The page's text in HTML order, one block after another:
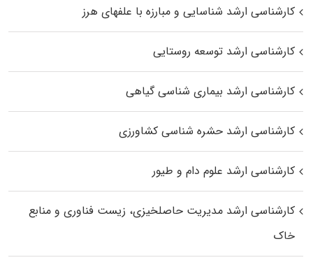
کارشناسی ارشد شناسایی و مبارزه با علفهای هرز
کارشناسی ارشد توسعه روستایی
کارشناسی ارشد بیماری‌ شناسی گیاهی
کارشناسی ارشد حشره‌ شناسی کشاورزی
کارشناسی ارشد علوم دام و طیور
کارشناسی ارشد مدیریت حاصلخیزی، زیست فناوری و منابع
خاک